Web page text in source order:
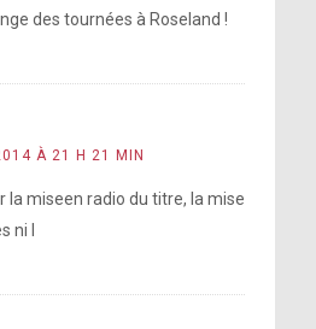
des tournées à Roseland !
À 21 H 21 MIN
la miseen radio du titre, la mise
ni l